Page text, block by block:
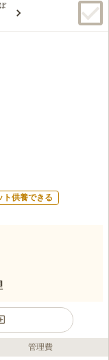
す。
ト供養できる
管理費